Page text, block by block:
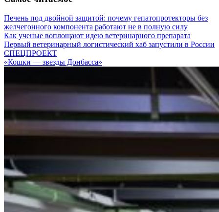
Печень под двойной защитой: почему гепатопротекторы без
желчегонного компонента работают не в полную силу
Как ученые воплощают идею ветеринарного препарата
Первый ветеринарный логистический хаб запустили в России
СПЕЦПРОЕКТ
«Кошки — звезды Донбасса»